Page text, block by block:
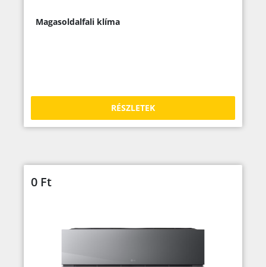
Magasoldalfali klíma
RÉSZLETEK
0 Ft